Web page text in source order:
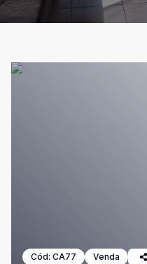
Cód: CA77 Venda